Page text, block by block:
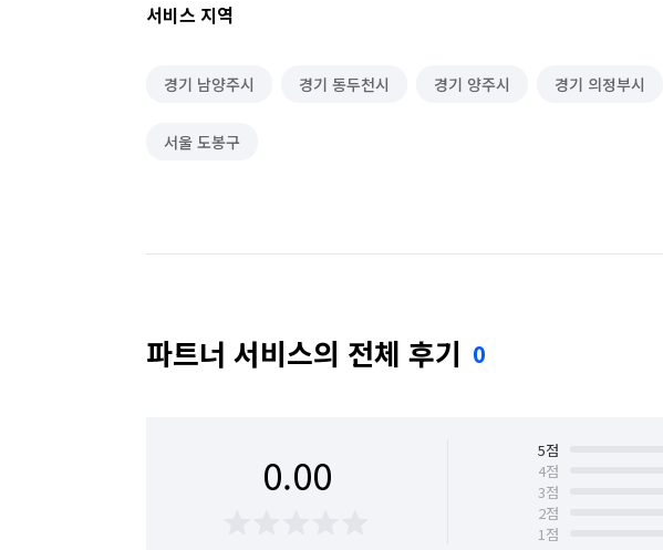
서비스 지역
경기 남양주시 경기 동두천시 경기 양주시 경기 의정부시
서울 도봉구
파트너 서비스의 전체 후기 0
0.00 5점
4점
3점
2점
1점